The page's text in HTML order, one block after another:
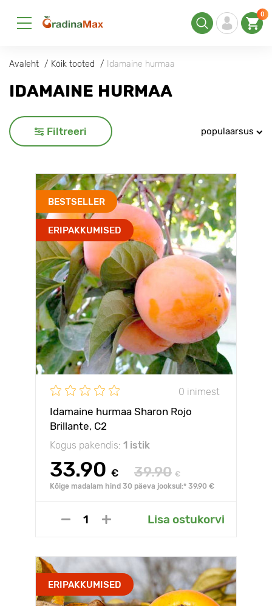
0
Avaleht Kõik tooted Idamaine hurmaa
IDAMAINE HURMAA
Filtreeri populaarsus
BESTSELLER
ERIPAKKUMISED
0 inimest
Idamaine hurmaa Sharon Rojo
Brillante, С2
Kogus pakendis: 1 istik
33.90 € 39.90 €
Kõige madalam hind 30 päeva jooksul:* 39.90 €
Lisa ostukorvi
ERIPAKKUMISED